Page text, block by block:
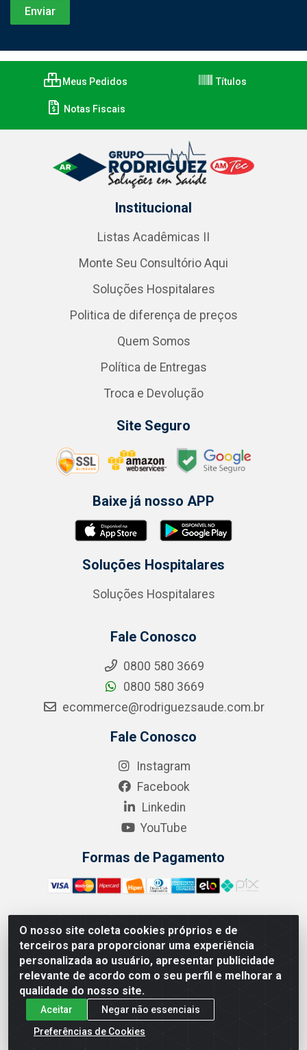
O nosso site coleta cookies próprios e de
terceiros para proporcionar uma experiência
personalizada ao usuário, apresentar publicidade
relevante de acordo com o seu perfil e melhorar a
qualidade do nosso site.
Aceitar
Negar não essenciais
Preferências de Cookies
Meus Pedidos Títulos
Notas Fiscais
Institucional
Listas Acadêmicas II
Monte Seu Consultório Aqui
Soluções Hospitalares
Politica de diferença de preços
Quem Somos
Política de Entregas
Troca e Devolução
Site Seguro
Baixe já nosso APP
Soluções Hospitalares
Soluções Hospitalares
Fale Conosco
0800 580 3669
0800 580 3669
ecommerce@rodriguezsaude.com.br
Fale Conosco
Instagram
Facebook
Linkedin
YouTube
Formas de Pagamento
A.R. RODRIGUEZ SOLUÇÕES EM SAÚDE - Endereço Av.
Joaquim Nabuco, 2235 - Centro, Manaus - AM, CEP 69020-
031 - CNPJ 04.562.591/0001-41